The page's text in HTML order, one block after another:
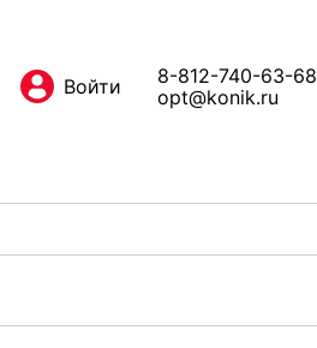
8-812-740-63-68
opt@konik.ru